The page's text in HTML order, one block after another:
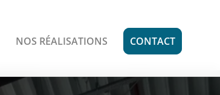
NOS RÉALISATIONS CONTACT